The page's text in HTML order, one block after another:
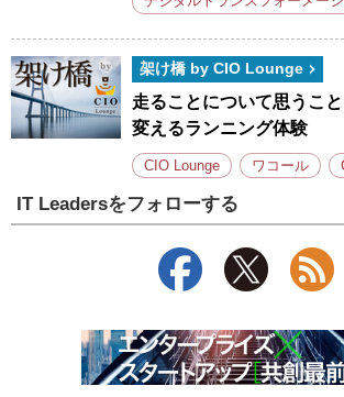
架け橋 by CIO Lounge
走ることについて思うこ
変えるランニング体験
CIO Lounge ワコール
IT Leadersをフォローする